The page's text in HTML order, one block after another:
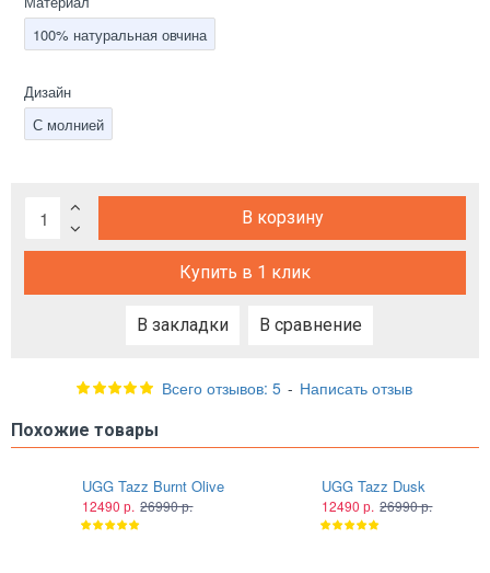
Всего отзывов: 5 - Написать отзыв
100% натуральная овчина
Дизайн
С молнией
В корзину
Купить в 1 клик
В закладки В сравнение
Похожие товары
UGG Tazz Burnt Olive
12490 р. 26990 р.
UGG Tazz Dusk
12490 р. 26990 р.